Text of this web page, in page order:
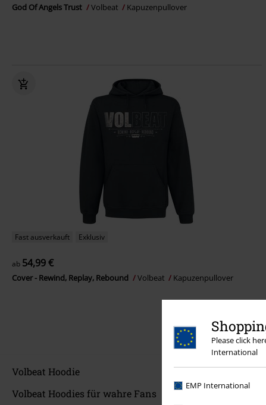
Please click
International
EMP International
God Of Angels Trust Volbeat Kapuzenpullover
Fast ausverkauft Exklusiv
ab 54,99 €
Cover - Rewind, Replay, Rebound Volbeat Kapuzenpullover
Volbeat Hoodie
Volbeat Hoodies für wahre Fans